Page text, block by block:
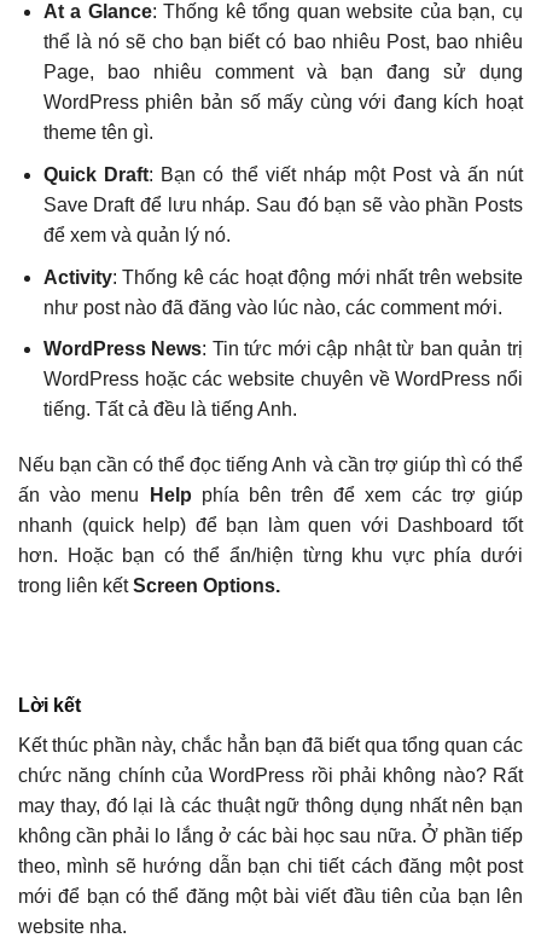
At a Glance: Thống kê tổng quan website của bạn, cụ
thể là nó sẽ cho bạn biết có bao nhiêu Post, bao nhiêu
Page, bao nhiêu comment và bạn đang sử dụng
WordPress phiên bản số mấy cùng với đang kích hoạt
theme tên gì.
Quick Draft: Bạn có thể viết nháp một Post và ấn nút
Save Draft để lưu nháp. Sau đó bạn sẽ vào phần Posts
để xem và quản lý nó.
Activity: Thống kê các hoạt động mới nhất trên website
như post nào đã đăng vào lúc nào, các comment mới.
WordPress News: Tin tức mới cập nhật từ ban quản trị
WordPress hoặc các website chuyên về WordPress nổi
tiếng. Tất cả đều là tiếng Anh.
Nếu bạn cần có thể đọc tiếng Anh và cần trợ giúp thì có thể
ấn vào menu
Help phía bên trên để xem các trợ giúp
nhanh (quick help) để bạn làm quen với Dashboard tốt
hơn. Hoặc bạn có thể ẩn/hiện từng khu vực phía dưới
trong liên kếtScreen Options.
Lời kết
Kết thúc phần này, chắc hẳn bạn đã biết qua tổng quan các
chức năng chính của WordPress rồi phải không nào? Rất
may thay, đó lại là các thuật ngữ thông dụng nhất nên bạn
không cần phải lo lắng ở các bài học sau nữa. Ở phần tiếp
theo, mình sẽ hướng dẫn bạn chi tiết cách đăng một post
mới để bạn có thể đăng một bài viết đầu tiên của bạn lên
website nha.